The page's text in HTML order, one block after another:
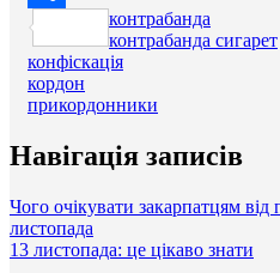
Поділитися
контрабанда
контрабанда сигарет
конфіскація
кордон
прикордонники
Навігація записів
Чого очікувати закарпатцям від
листопада
13 листопада: це цікаво знати